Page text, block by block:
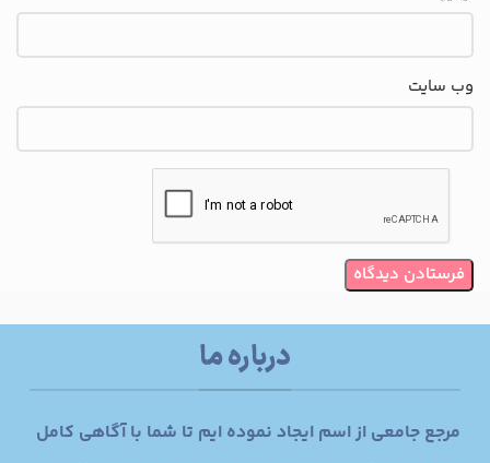
وب‌ سایت
درباره ما
مرجع جامعی از اسم ایجاد نموده ایم تا شما با آگاهی کامل